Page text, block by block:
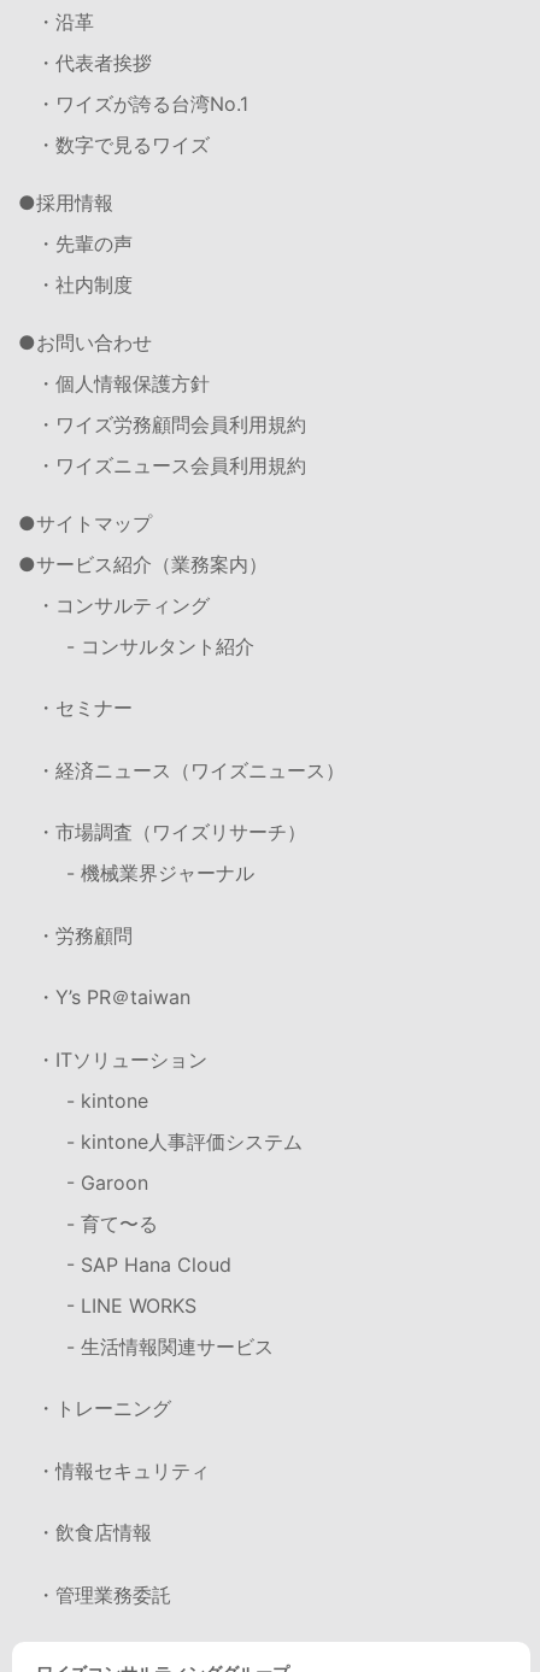
・沿革
・代表者挨拶
・ワイズが誇る台湾No.1
・数字で見るワイズ
採用情報
・先輩の声
・社内制度
お問い合わせ
・個人情報保護方針
・ワイズ労務顧問会員利用規約
・ワイズニュース会員利用規約
サイトマップ
サービス紹介（業務案内）
・コンサルティング
- コンサルタント紹介
・セミナー
・経済ニュース（ワイズニュース）
・市場調査（ワイズリサーチ）
- 機械業界ジャーナル
・労務顧問
・Y’s PR＠taiwan
・ITソリューション
- kintone
- kintone人事評価システム
- Garoon
- 育て〜る
- SAP Hana Cloud
- LINE WORKS
- 生活情報関連サービス
・トレーニング
・情報セキュリティ
・飲食店情報
・管理業務委託